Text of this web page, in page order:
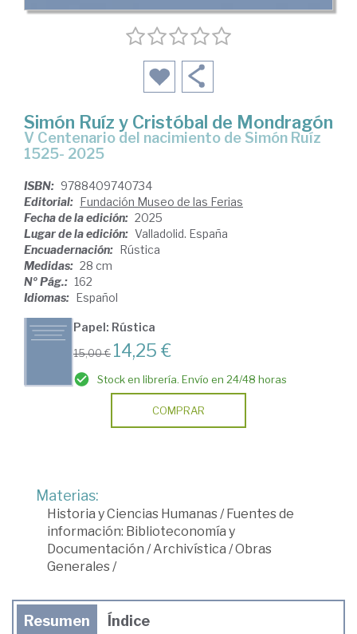
Simón Ruíz y Cristóbal de Mondragón
V Centenario del nacimiento de Simón Ruíz
1525- 2025
ISBN: 9788409740734
Editorial: Fundación Museo de las Ferias
Fecha de la edición: 2025
Lugar de la edición: Valladolid. España
Encuadernación: Rústica
Medidas: 28 cm
Nº Pág.: 162
Idiomas: Español
Papel: Rústica
15,00 € 14,25 €
Stock en librería. Envío en 24/48 horas
COMPRAR
Materias:
Historia y Ciencias Humanas /Fuentes de
información: Biblioteconomía y
Documentación /Archivística /Obras
Generales /
Resumen Índice